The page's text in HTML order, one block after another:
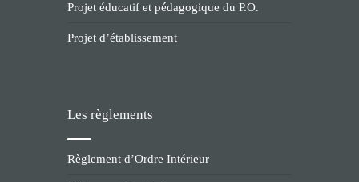
Projet éducatif et pédagogique du P.O.
Projet d’établissement
Les règlements
Règlement d’Ordre Intérieur